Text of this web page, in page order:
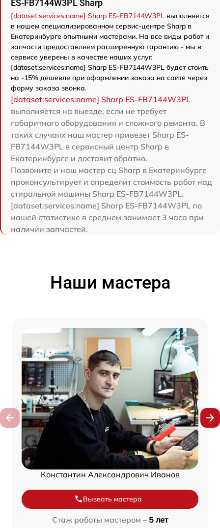
ES-FB7144W3PL Sharp
[dataset:services:name] Sharp ES-FB7144W3PL выполняется
в нашем специализированном сервис-центре Sharp в
Екатеринбурге опытными мастерами. На все виды работ и
запчасти предоставляем расширенную гарантию - мы в
сервисе уверены в качестве наших услуг.
[dataset:services:name] Sharp ES-FB7144W3PL будет стоить
на -15% дешевле при оформлении заказа на сайте через
форму заказа звонка.
[dataset:services:name] Sharp ES-FB7144W3PL
выполняется на выезде, если не требует
габаритного оборудования и сложного ремонта. В
таких случаях наш мастер привезет Sharp ES-
FB7144W3PL в сервисный центр Sharp в
Екатеринбурге и доставит обратно.
Позвоните и наш мастер сц Sharp в Екатеринбурге
проконсультирует и определит стоимость работ над
стиральной машины Sharp ES-FB7144W3PL.
[dataset:services:name] Sharp ES-FB7144W3PL по
нашей статистике в среднем занимает 3 часа при
наличии запчастей.
Наши мастера
Константин Александрович Иванов
Вызвать мастера
Стаж работы мастером – 5 лет